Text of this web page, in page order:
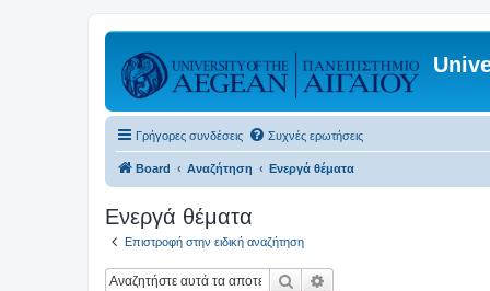
Γρήγορες συνδέσεις Συχνές ερωτήσεις
Board Αναζήτηση Ενεργά θέματα
Ενεργά θέματα
Επιστροφή στην ειδική αναζήτηση
Αναζήτηση